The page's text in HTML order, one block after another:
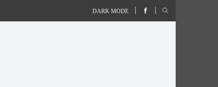
DARK MODE